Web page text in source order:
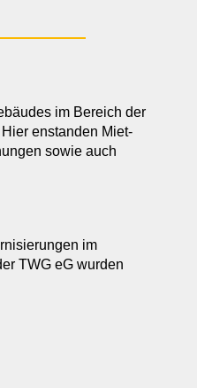
im Bereich der
Hier enstanden Miet-
sowie auch
im
TWG eG wurden